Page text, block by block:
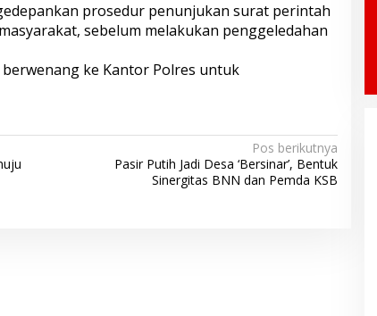
prosedur penunjukan surat perintah
sebelum melakukan penggeledahan
ke Kantor Polres untuk
Pos berikutnya
Pasir Putih Jadi Desa ‘Bersinar’, Bentuk
Sinergitas BNN dan Pemda KSB